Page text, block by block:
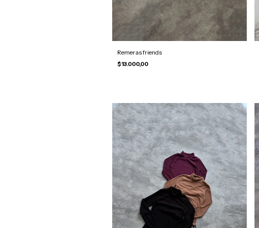
Remeras friends
$13.000,00